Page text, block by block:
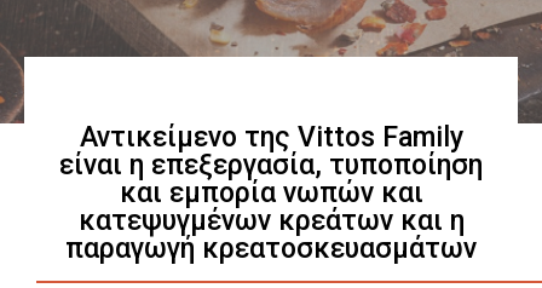
Αντικείμενο της Vittos Family
είναι η επεξεργασία, τυποποίηση
και εμπορία νωπών και
κατεψυγμένων κρεάτων και η
παραγωγή κρεατοσκευασμάτων